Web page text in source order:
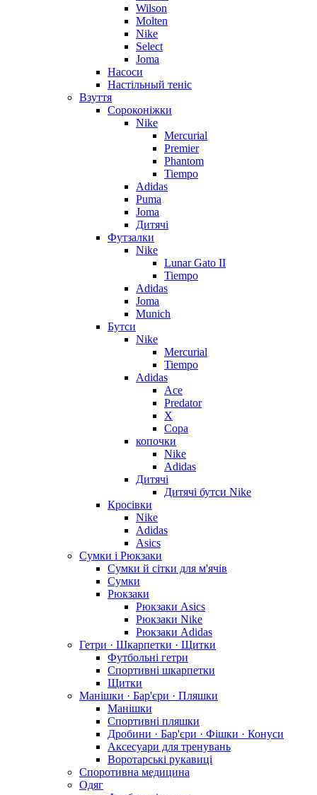
Wilson
Molten
Nike
Select
Joma
Насоси
Настільный теніс
Взуття
Сороконіжки
Nike
Mercurial
Premier
Phantom
Tiempo
Adidas
Puma
Joma
Дитячі
Футзалки
Nike
Lunar Gato II
Tiempo
Adidas
Joma
Munich
Бутси
Nike
Mercurial
Tiempo
Adidas
Ace
Predator
X
Copa
копочки
Nike
Adidas
Дитячі
Дитячі бутси Nike
Кросівки
Nike
Adidas
Asics
Сумки і Рюкзаки
Сумки й сітки для м'ячів
Сумки
Рюкзаки
Рюкзаки Asics
Рюкзаки Nike
Рюкзаки Adidas
Гетри · Шкарпетки · Щитки
Футбольні гетри
Спортивні шкарпетки
Щитки
Манішки · Бар'єри · Пляшки
Манішки
Спортивні пляшки
Дробини · Бар'єри · Фішки · Конуси
Аксесуари для тренувань
Воротарські рукавиці
Споротивна медицина
Одяг